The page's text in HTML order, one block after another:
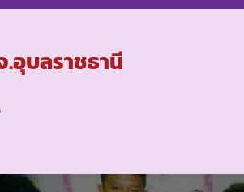
.อุบลราชธานี